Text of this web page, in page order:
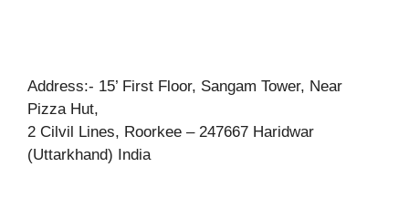
Address:- 15’ First Floor, Sangam Tower, Near
Pizza Hut,
2 Cilvil Lines, Roorkee – 247667 Haridwar
(Uttarkhand) India